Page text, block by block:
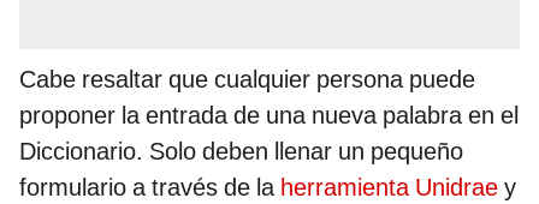
Cabe resaltar que cualquier persona puede
proponer la entrada de una nueva palabra en el
Diccionario. Solo deben llenar un pequeño
formulario a través de la herramienta Unidrae y